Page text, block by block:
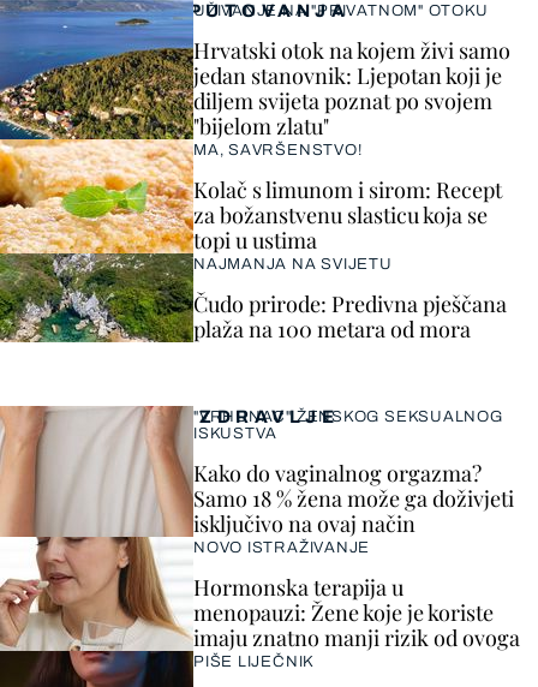
ZDRAVLJE
"VRHUNAC" ŽENSKOG SEKSUALNOG
ISKUSTVA
Kako do vaginalnog orgazma?
Samo 18 % žena može ga doživjeti
isključivo na ovaj način
NOVO ISTRAŽIVANJE
Hormonska terapija u
menopauzi: Žene koje je koriste
imaju znatno manji rizik od ovoga
PIŠE LIJEČNIK
PUTOVANJA
UŽIVANJE NA "PRIVATNOM" OTOKU
Hrvatski otok na kojem živi samo
jedan stanovnik: Ljepotan koji je
diljem svijeta poznat po svojem
"bijelom zlatu"
MA, SAVRŠENSTVO!
Kolač s limunom i sirom: Recept
za božanstvenu slasticu koja se
topi u ustima
NAJMANJA NA SVIJETU
Čudo prirode: Predivna pješčana
plaža na 100 metara od mora